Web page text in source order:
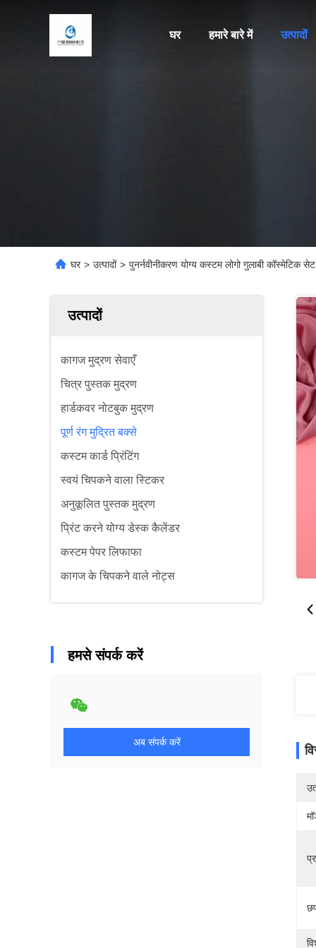
घर हमारे बारे में उत्पादों
घर > उत्पादों > पुनर्नवीनीकरण योग्य कस्टम लोगो गुलाबी कॉस्मेटिक
उत्पादों
कागज मुद्रण सेवाएँ
चित्र पुस्तक मुद्रण
हार्डकवर नोटबुक मुद्रण
पूर्ण रंग मुद्रित बक्से
कस्टम कार्ड प्रिंटिंग
स्वयं चिपकने वाला स्टिकर
अनुकूलित पुस्तक मुद्रण
प्रिंट करने योग्य डेस्क कैलेंडर
कस्टम पेपर लिफाफा
कागज के चिपकने वाले नोट्स
हमसे संपर्क करें
अब संपर्क करें